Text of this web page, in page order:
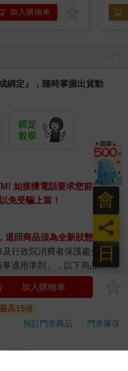
加入購物車
綁定』，隨時掌握出貨動
如接獲電話要求您前往
免受騙上當！
回商品須為全新狀態**
行政院消費者保護處公告之
事適用準則」，以下商品購買
提供7天的猶豫期：
解約時即將逾期。（如：生
給付。（客製化商品）
、外文雜誌）
電腦軟體。
加入購物車
高15倍
預訂門市商品
門市庫存
日
員
會